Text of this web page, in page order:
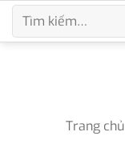
Bỏ Tìm
Trang chủ